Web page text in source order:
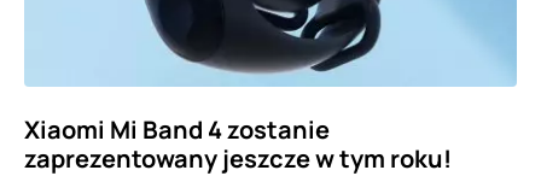
Xiaomi Mi Band 4 zostanie
zaprezentowany jeszcze w tym roku!